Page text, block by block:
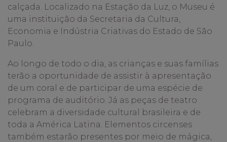
calçada. Localizado na Estação da Luz, o Museu é
uma instituição da Secretaria da Cultura,
Economia e Indústria Criativas do Estado de São
Paulo.
Ao longo de todo o dia, as crianças e suas famílias
terão a oportunidade de assistir à apresentação
de um coral e de participar de uma espécie de
programa de auditório. Já as peças de teatro
celebram a diversidade cultural brasileira e de
toda a América Latina. Elementos circenses
também estarão presentes por meio de mágica,